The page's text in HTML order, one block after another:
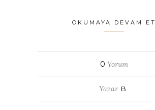
OKUMAYA DEVAM ET
0 Yorum
Yazar B